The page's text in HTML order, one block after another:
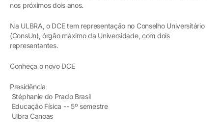
nos próximos dois anos.
Na ULBRA, o DCE tem representação no Conselho Universitário
(ConsUn), órgão máximo da Universidade, com dois
representantes.
Conheça o novo DCE
Presidência
Stéphanie do Prado Brasil
Educação Física -- 5º semestre
Ulbra Canoas